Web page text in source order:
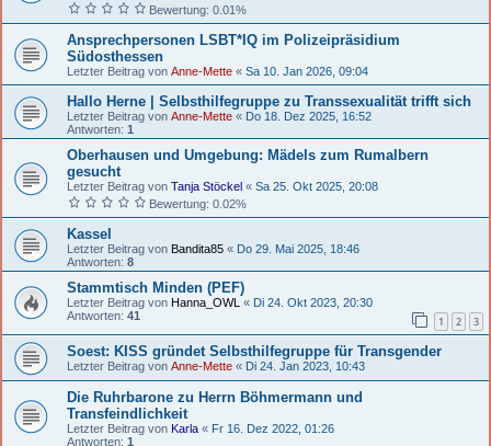
Bewertung: 0.01%
Ansprechpersonen LSBT*IQ im Polizeipräsidium
Südosthessen
Letzter Beitrag von Anne-Mette « Sa 10. Jan 2026, 09:04
Hallo Herne | Selbsthilfegruppe zu Transsexualität trifft sich
Letzter Beitrag von Anne-Mette « Do 18. Dez 2025, 16:52
Antworten: 1
Oberhausen und Umgebung: Mädels zum Rumalbern
gesucht
Letzter Beitrag von Tanja Stöckel « Sa 25. Okt 2025, 20:08
Bewertung: 0.02%
Kassel
Letzter Beitrag von Bandita85 « Do 29. Mai 2025, 18:46
Antworten: 8
Stammtisch Minden (PEF)
Letzter Beitrag von Hanna_OWL « Di 24. Okt 2023, 20:30
Antworten: 41 1 2 3
Soest: KISS gründet Selbsthilfegruppe für Transgender
Letzter Beitrag von Anne-Mette « Di 24. Jan 2023, 10:43
Die Ruhrbarone zu Herrn Böhmermann und
Transfeindlichkeit
Letzter Beitrag von Karla « Fr 16. Dez 2022, 01:26
Antworten: 1